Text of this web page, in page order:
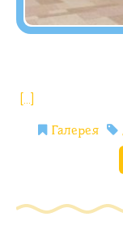
[…]
Галерея